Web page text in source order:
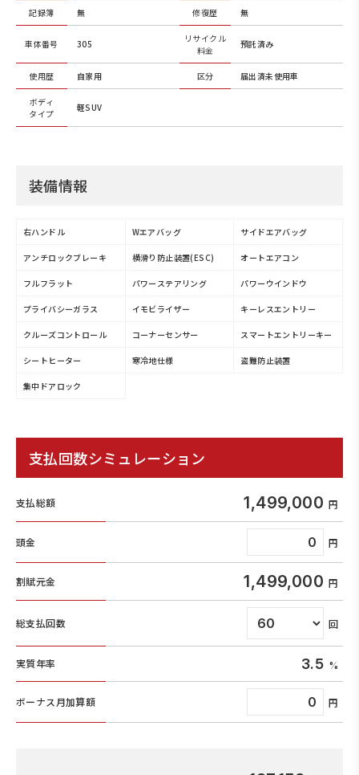
記録簿 無 修復歴 無
車体番号 305
リサイクル
料金
預託済み
使用歴 自家用 区分 届出済未使用車
ボディ
タイプ
軽SUV
装備情報
右ハンドル Wエアバッグ サイドエアバッグ
アンチロックブレーキ 横滑り防止装置(ESC) オートエアコン
フルフラット パワーステアリング パワーウインドウ
プライバシーガラス イモビライザー キーレスエントリー
クルーズコントロール コーナーセンサー スマートエントリーキー
シートヒーター 寒冷地仕様 盗難防止装置
集中ドアロック
支払回数シミュレーション
支払総額 1,499,000
頭金
割賦元金 1,499,000
総支払回数
実質年率 3.5
ボーナス月加算額